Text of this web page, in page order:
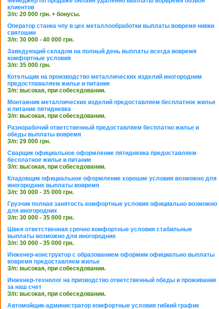
клиентов
З/п: 20 000 грн. + бонусы.
Оператор станка чпу в цех металлообработки выплаты вовремя нивки
святошин
З/п: 30 000 - 40 000 грн.
Заведующий складом на полный день выплаты всегда вовремя
комфортные условия
З/п: 35 000 грн.
Котельщик на производство металлических изделий иногородним
предостпаваляем жилье и питание
З/п: высокая, при собеседовании.
Монтажник металлических изделий предоставляем бесплатное жилье
и питание пятидневка
З/п: высокая, при собеседовании.
Разнорабочий ответственный предоставляем бесплатно жилье и
обеды выплаты вовремя
З/п: 29 000 грн.
Сварщик официальное оформление пятидневка предоставляем
бесплатное жилье и питание
З/п: высокая, при собеседовании.
Кладовщик официальное оформление хорошие условия возможно для
иногородних выплаты вовремя
З/п: 30 000 - 35 000 грн.
Грузчик полная занятость комфортные условия официально возможно
для иногородних
З/п: 30 000 - 35 000 грн.
Швея ответственная срочно комфортные условия стабильные
выплаты возможно для иногородних
З/п: 30 000 - 35 000 грн.
Инженер-конструктор с образованием оформим официально выплаты
вовремя предоставляем жилье
З/п: высокая, при собеседовании.
Инженер-технолог на призводство ответственный обеды и проживание
за наш счет
З/п: высокая, при собеседовании.
Автомойщик-администратор комфортные условия гибкий график